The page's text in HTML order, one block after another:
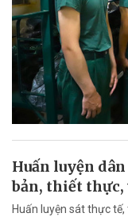
Huấn luyện
bản, thiết thực,
Huấn luyện sát thực